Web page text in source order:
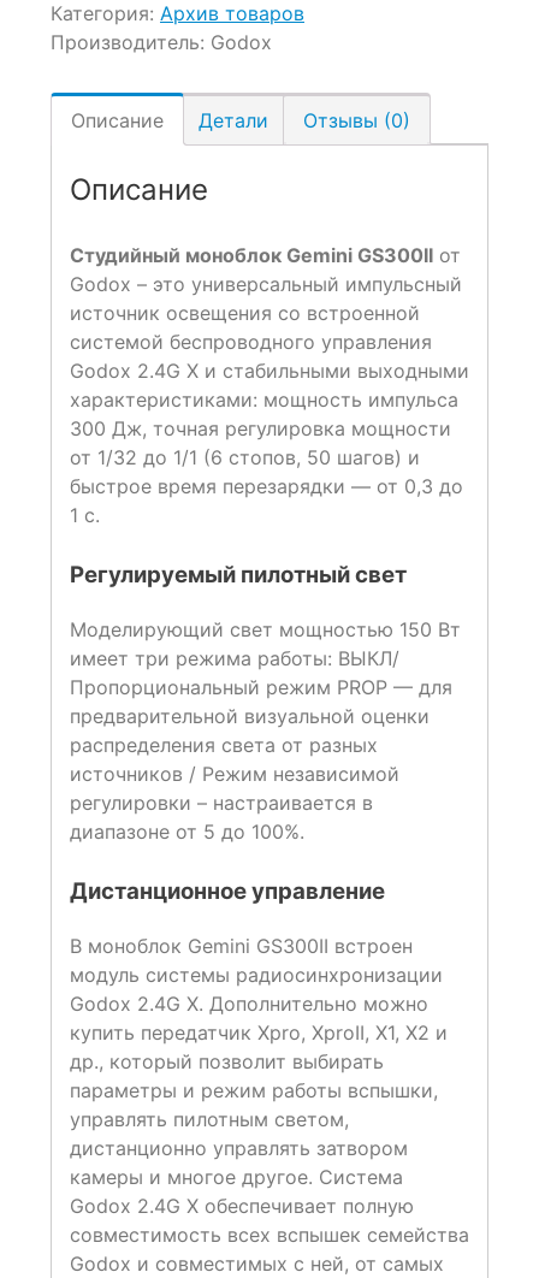
Категория: Архив товаров
Производитель: Godox
Описание Детали Отзывы (0)
Описание
Студийный моноблок Gemini GS300II от
Godox – это универсальный импульсный
источник освещения со встроенной
системой беспроводного управления
Godox 2.4G X и стабильными выходными
характеристиками: мощность импульса
300 Дж, точная регулировка мощности
от 1/32 до 1/1 (6 стопов, 50 шагов) и
быстрое время перезарядки — от 0,3 до
1 с.
Регулируемый пилотный свет
Моделирующий свет мощностью 150 Вт
имеет три режима работы: ВЫКЛ/
Пропорциональный режим PROP — для
предварительной визуальной оценки
распределения света от разных
источников / Режим независимой
регулировки – настраивается в
диапазоне от 5 до 100%.
Дистанционное управление
В моноблок Gemini GS300II встроен
модуль системы радиосинхронизации
Godox 2.4G X. Дополнительно можно
купить передатчик Xpro, XproII, X1, X2 и
др., который позволит выбирать
параметры и режим работы вспышки,
управлять пилотным светом,
дистанционно управлять затвором
камеры и многое другое. Система
Godox 2.4G X обеспечивает полную
совместимость всех вспышек семейства
Godox и совместимых с ней, от самых